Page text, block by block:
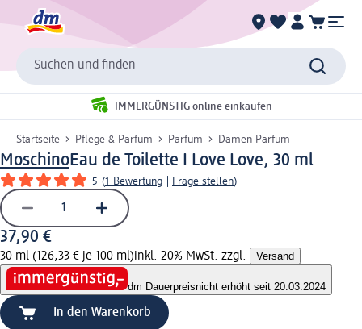
Suchen und finden
IMMERGÜNSTIG online einkaufen
Startseite Pflege & Parfum Parfum Damen Parfum
MoschinoEau de Toilette I Love Love, 30 ml
5 (1 Bewertung Frage stellen)
37,90 €
30 ml (126,33 € je 100 ml)inkl. 20% MwSt. zzgl. Versand
dm Dauerpreisnicht erhöht seit 20.03.2024
In den Warenkorb